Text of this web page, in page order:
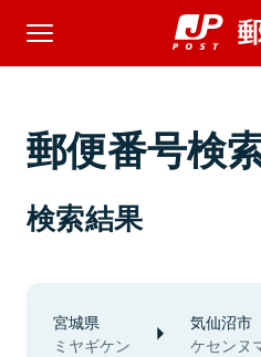
郵便番号検
検索結果
宮城県
ミヤギケン
気仙沼市
ケセンヌ